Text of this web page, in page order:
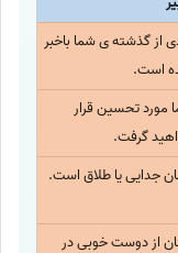
از گذشته ی شما باخبر
است.
مورد تحسین قرار
گرفت.
جدایی یا طلاق است.
از دوست خوبی در